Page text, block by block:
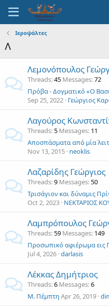
Ιεροψάλτες
Λ
Λεμονόπουλος
Threads 45 Messages 72
Sep 25, 2022 Γεώργιος
Λαγούρος
Threads 5 Messages 11
Αποσπάσματα από μία
Nov 13, 2015 neoklis
Λαζαρίδης Γεώργιος
Threads 9 Messages 50
Oct 2, 2023 ΝΕΚΤΑΡΙΟΣ
Λαμπρόπουλος
Threads 59 Messages 149
Jul 4, 2026 darlasis
Λέκκας Δημήτριος
Threads 6 Messages 6
Μ. Πέμπτη Apr 26, 2019